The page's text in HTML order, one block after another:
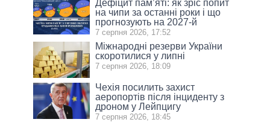
Дефіцит пам’яті: як зріс попит
на чипи за останні роки і що
прогнозують на 2027-й
7 серпня 2026, 17:52
Міжнародні резерви України
скоротилися у липні
7 серпня 2026, 18:09
Чехія посилить захист
аеропортів після інциденту з
дроном у Лейпцигу
7 серпня 2026, 18:45